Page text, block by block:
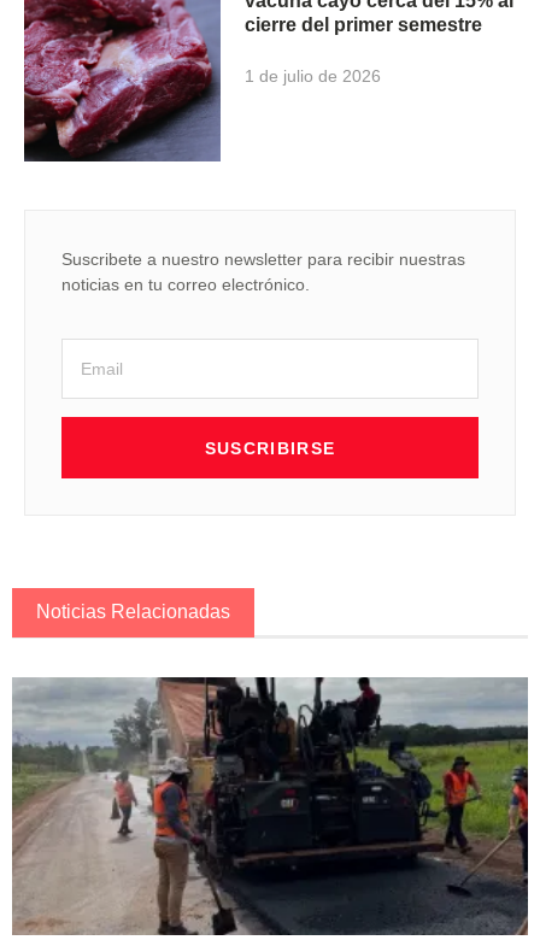
cierre del primer semestre
1 de julio de 2026
Suscribete a nuestro newsletter para recibir nuestras
noticias en tu correo electrónico.
SUSCRIBIRSE
Noticias Relacionadas